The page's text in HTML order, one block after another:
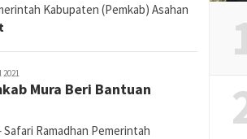
Kabupaten (Pemkab) Asahan
2021
Mura Beri Bantuan
Ramadhan Pemerintah